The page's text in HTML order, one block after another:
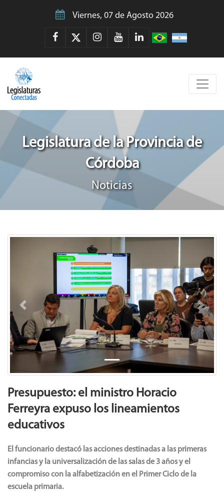
Viernes, 07 de Agosto 2026
Legislatura de la Provincia de
Córdoba
Noticias
Previous Next
Presupuesto: el ministro Horacio
Ferreyra expuso los lineamientos
educativos
El funcionario destacó las acciones destinadas a las primeras
infancias y la universalización de las salas de 3 años y el
compromiso con la alfabetización en el Primer Ciclo de la
escuela primaria.